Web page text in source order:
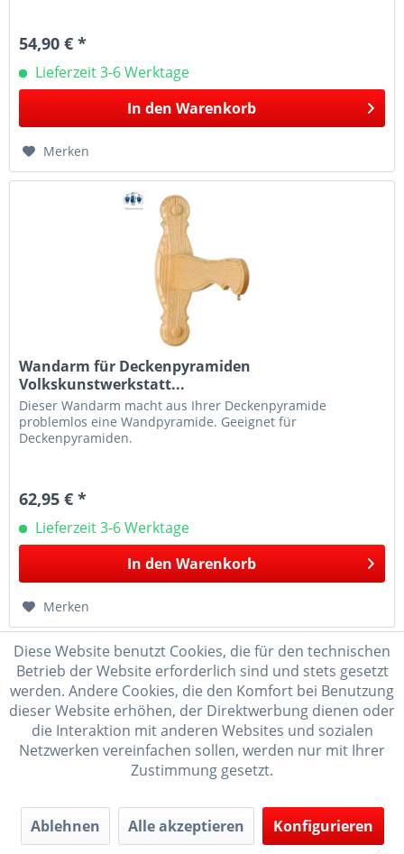
54,90 € *
Lieferzeit 3-6 Werktage
In den Warenkorb
Merken
Wandarm für Deckenpyramiden
Volkskunstwerkstatt...
Dieser Wandarm macht aus Ihrer Deckenpyramide
problemlos eine Wandpyramide. Geeignet für
Deckenpyramiden.
62,95 € *
Lieferzeit 3-6 Werktage
In den Warenkorb
Merken
Teelichthalter Kurrendebrett Seiffener Kirche...
Diese Website benutzt Cookies, die für den technischen
Betrieb der Website erforderlich sind und stets gesetzt
werden. Andere Cookies, die den Komfort bei Benutzung
dieser Website erhöhen, der Direktwerbung dienen oder
die Interaktion mit anderen Websites und sozialen
Netzwerken vereinfachen sollen, werden nur mit Ihrer
Zustimmung gesetzt.
Ablehnen Alle akzeptieren Konfigurieren